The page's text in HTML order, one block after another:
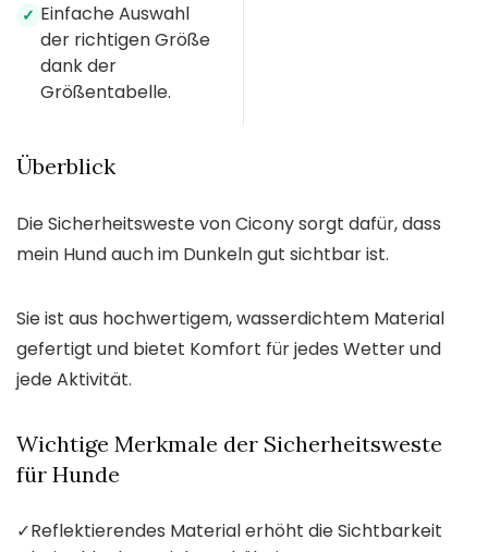
✓ Einfache Auswahl
der richtigen Größe
dank der
Größentabelle.
Überblick
Die Sicherheitsweste von Cicony sorgt dafür, dass
mein Hund auch im Dunkeln gut sichtbar ist.
Sie ist aus hochwertigem, wasserdichtem Material
gefertigt und bietet Komfort für jedes Wetter und
jede Aktivität.
Wichtige Merkmale der Sicherheitsweste
für Hunde
✓Reflektierendes Material erhöht die Sichtbarkeit